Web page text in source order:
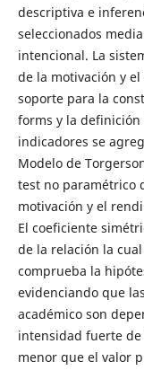
descriptiva e
seleccionados
intencional. La
de la motivación y
soporte para la
forms y la definición
indicadores se
Modelo de
test no paramétrico
motivación y el
El coeficiente
de la relación la
comprueba la
evidenciando que
académico son
intensidad fuerte
menor que el valor